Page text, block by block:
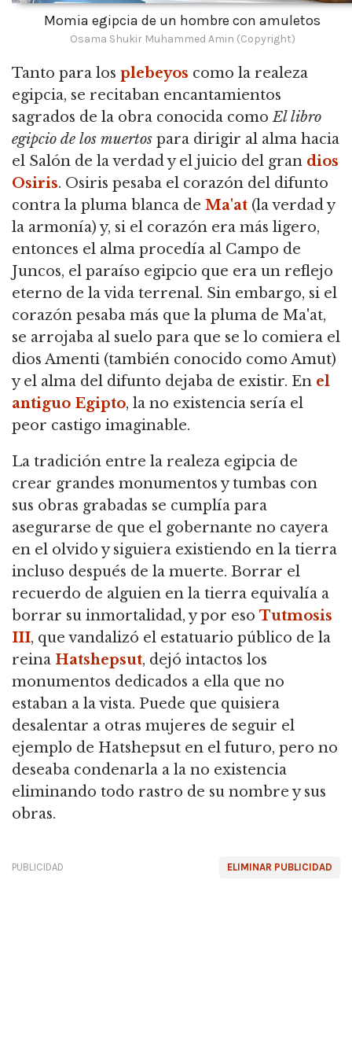
Momia egipcia de un hombre con amuletos
Osama Shukir Muhammed Amin (Copyright)
Tanto para los plebeyos como la realeza
egipcia, se recitaban encantamientos
sagrados de la obra conocida comoEl libro
egipcio de los muertos para dirigir al alma hacia
el Salón de la verdad y el juicio del gran dios
Osiris. Osiris pesaba el corazón del difunto
contra la pluma blanca de Ma'at (la verdad y
la armonía) y, si el corazón era más ligero,
entonces el alma procedía al Campo de
Juncos, el paraíso egipcio que era un reflejo
eterno de la vida terrenal. Sin embargo, si el
corazón pesaba más que la pluma de Ma'at,
se arrojaba al suelo para que se lo comiera el
dios Amenti (también conocido como Amut)
y el alma del difunto dejaba de existir. En el
antiguo Egipto, la no existencia sería el
peor castigo imaginable.
La tradición entre la realeza egipcia de
crear grandes monumentos y tumbas con
sus obras grabadas se cumplía para
asegurarse de que el gobernante no cayera
en el olvido y siguiera existiendo en la tierra
incluso después de la muerte. Borrar el
recuerdo de alguien en la tierra equivalía a
borrar su inmortalidad, y por eso Tutmosis
III, que vandalizó el estatuario público de la
reina Hatshepsut, dejó intactos los
monumentos dedicados a ella que no
estaban a la vista. Puede que quisiera
desalentar a otras mujeres de seguir el
ejemplo de Hatshepsut en el futuro, pero no
deseaba condenarla a la no existencia
eliminando todo rastro de su nombre y sus
obras.
ELIMINAR PUBLICIDAD
PUBLICIDAD